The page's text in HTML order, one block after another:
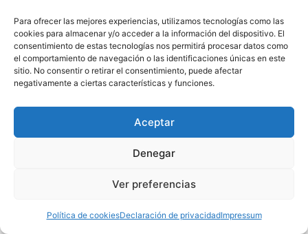
Para ofrecer las mejores experiencias, utilizamos tecnologías como las
cookies para almacenar y/o acceder a la información del dispositivo. El
consentimiento de estas tecnologías nos permitirá procesar datos como
el comportamiento de navegación o las identificaciones únicas en este
sitio. No consentir o retirar el consentimiento, puede afectar
negativamente a ciertas características y funciones.
Aceptar
Denegar
Ver preferencias
Política de cookiesDeclaración de privacidadImpressum
Aviso Legal
Politics de cookies